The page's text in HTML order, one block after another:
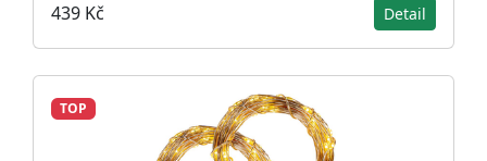
439 Kč Detail
TOP